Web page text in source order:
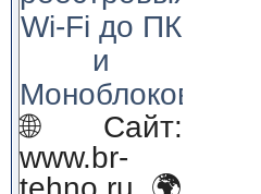
Wi-Fi до ПК
и
Моноблоков!
🌐 Сайт:
www.br-